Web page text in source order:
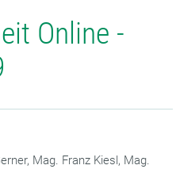
Online -
Mag. Franz Kiesl, Mag.